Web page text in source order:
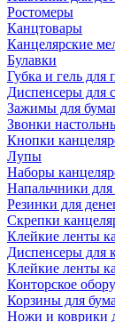
Ростомеры
Канцтовары
Канцелярские
Булавки
Губка и гель для
Диспенсеры для
Зажимы для
Звонки
Кнопки
Лупы
Наборы
Напальчники для
Резинки для
Скрепки
Клейкие ленты
Диспенсеры для
Клейкие ленты
Конторское
Корзины для
Ножи и коврики